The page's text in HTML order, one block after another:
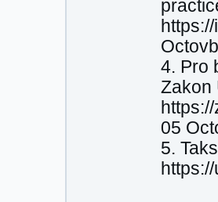
4. Pro
Zakon
05
5.